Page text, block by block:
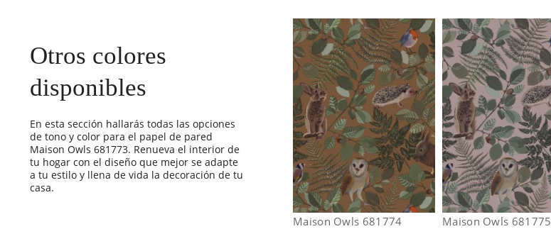
Otros colores
disponibles
En esta sección hallarás todas las opciones
de tono y color para el papel de pared
Maison Owls 681773. Renueva el interior de
tu hogar con el diseño que mejor se adapte
a tu estilo y llena de vida la decoración de tu
casa.
Maison Owls 681774 Maison Owls 681775